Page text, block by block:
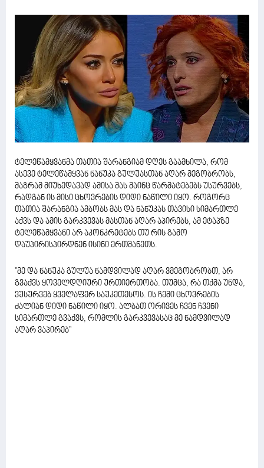
ტელეწამყვანმა თათია შარანგიამ დღეს გაამხილა, რომ
ასევე ტელეწამყვან ნანუკა გულუასთან აღარ მეგობრობს,
მაგრამ მიუხედავად ამისა მას მაინც წარმატებებს უსურვებს,
რადგან ის მისი ცხოვრების დიდი ნაწილი იყო. როგორც
თათია შარანგია ამბობს მას და ნანუკას თავისი სიმართლე
აქვს და ამის გარკვევას მასთან აღარ აპირებს, ამ ეტაპზე
ტელეწამყვანი არ აკონკრეტებს თუ რის გამო
დაუპირისპირდნენ ისინი ერთმანეთს.
''მე და ნანუკა გულუა ნამდვილად აღარ ვმეგობრობთ, არ
გვაქვს ყოველდღიური ურთიერთობა. თუმცა, რა თქმა უნდა,
ვუსურვებ ყველაფერ საუკეთესოს. ის ჩემი ცხოვრების
ძალიან დიდი ნაწილი იყო. ალბათ ორივეს ჩვენ ჩვენი
სიმართლე გვაქვს, რომლის გარკვევასაც მე ნამდვილად
აღარ ვაპირებ''